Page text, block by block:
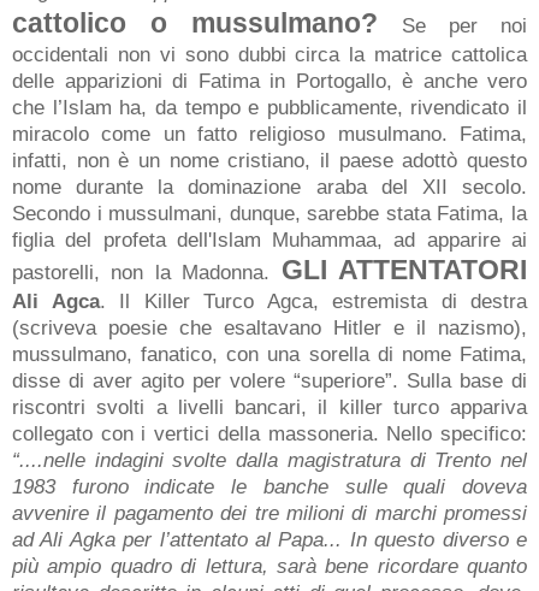
cattolico o mussulmano? Se per noi
occidentali non vi sono dubbi circa la matrice cattolica
delle apparizioni di Fatima in Portogallo, è anche vero
che l’Islam ha, da tempo e pubblicamente, rivendicato il
miracolo come un fatto religioso musulmano. Fatima,
infatti, non è un nome cristiano, il paese adottò questo
nome durante la dominazione araba del XII secolo.
Secondo i mussulmani, dunque, sarebbe stata Fatima, la
figlia del profeta dell'Islam Muhammaa, ad apparire ai
pastorelli, non la Madonna. GLI ATTENTATORI
Ali Agca. Il Killer Turco Agca, estremista di destra
(scriveva poesie che esaltavano Hitler e il nazismo),
mussulmano, fanatico, con una sorella di nome Fatima,
disse di aver agito per volere “superiore”. Sulla base di
riscontri svolti a livelli bancari, il killer turco appariva
collegato con i vertici della massoneria. Nello specifico:
“....nelle indagini svolte dalla magistratura di Trento nel
1983 furono indicate le banche sulle quali doveva
avvenire il pagamento dei tre milioni di marchi promessi
ad Ali Agka per l’attentato al Papa... In questo diverso e
più ampio quadro di lettura, sarà bene ricordare quanto